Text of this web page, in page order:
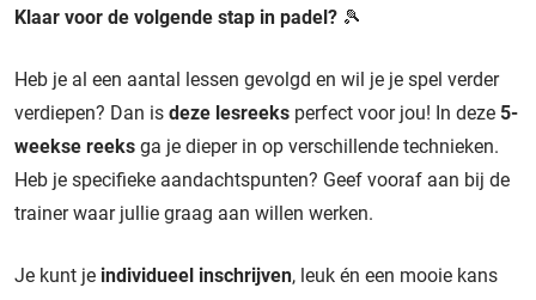
Klaar voor de volgende stap in padel? 🎾
Heb je al een aantal lessen gevolgd en wil je je spel verder
verdiepen? Dan is deze lesreeks perfect voor jou! In deze 5-
weekse reeks ga je dieper in op verschillende technieken.
Heb je specifieke aandachtspunten? Geef vooraf aan bij de
trainer waar jullie graag aan willen werken.
Je kunt je individueel inschrijven, leuk én een mooie kans